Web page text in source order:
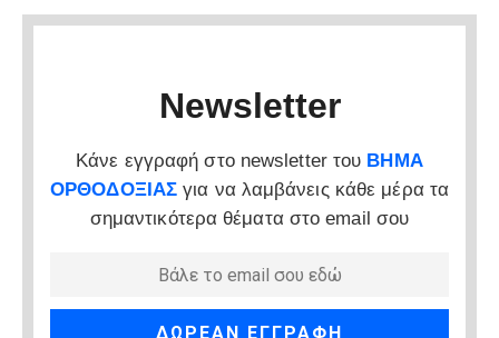
Newsletter
Κάνε εγγραφή στο newsletter του ΒΗΜΑ
ΟΡΘΟΔΟΞΙΑΣ για να λαμβάνεις κάθε μέρα τα
σημαντικότερα θέματα στο email σου